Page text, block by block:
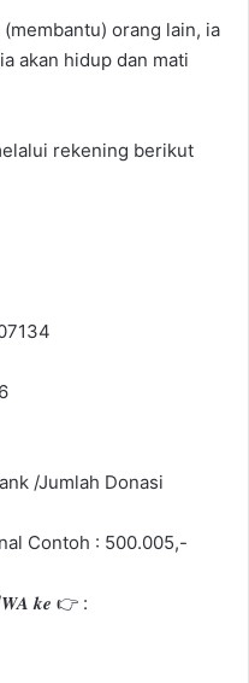
orang lain, ia
akan hidup dan mati
rekening berikut
/Jumlah Donasi
Contoh : 500.005,-
𝑾𝑨 𝒌𝒆 👉 :